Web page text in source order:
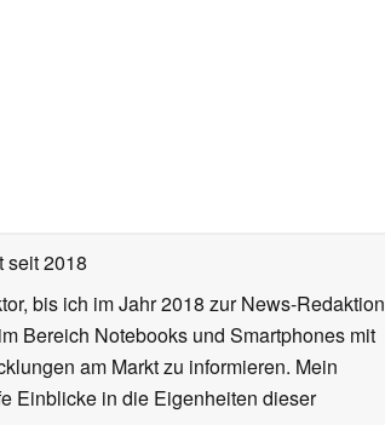
seit 2018
bis ich im Jahr 2018 zur News-Redaktion
Bereich Notebooks und Smartphones mit
am Markt zu informieren. Mein
Einblicke in die Eigenheiten dieser